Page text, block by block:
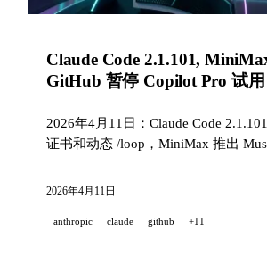
Claude Code 2.1.101,
GitHub 暂停 Copilot Pro 试用
2026年4月11日：Claude Code
证书和动态 /loop，MiniMax 推出
Qwen Code v0.14 加入 Channels 和
2026年4月11日
anthropic claude github +11